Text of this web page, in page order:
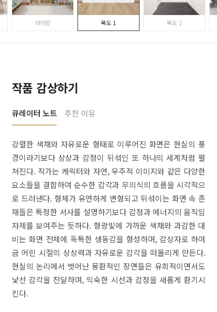
아이방 복도 1 복도 2
작품 감상하기
큐레이터 노트 추천 이유
강렬한 색채와 자유로운 형태로 이루어진 화면은 현실의 풍
경이라기보다 상상과 감정이 뒤섞인 또 하나의 세계처럼 펼
쳐진다. 작가는 캐릭터와 자연, 우주적 이미지와 같은 다양한
요소들을 결합하여 순수한 감각과 무의식의 흐름을 시각적으
로 드러낸다. 형체가 유연하게 변형되고 뒤섞이는 화면 속 존
재들은 특정한 서사를 설명하기보다 감정과 에너지의 움직임
자체를 보여주는 듯하다. 형광빛에 가까운 색채와 과감한 대
비는 화면 전체에 독특한 생동감을 형성하며, 감상자로 하여
금 어린 시절의 상상력과 자유로운 감각을 떠올리게 만든다.
현실의 논리에서 벗어난 몽환적인 장면들은 유희적이면서도
낯선 감각을 전달하며, 익숙한 시선과 감정을 새롭게 환기시
킨다.